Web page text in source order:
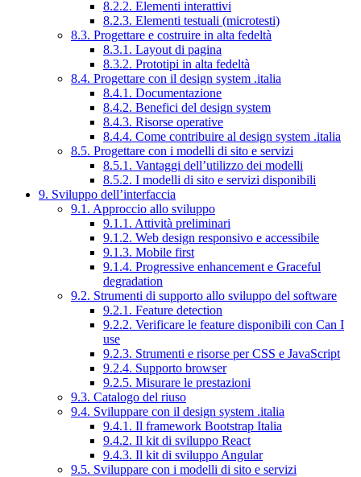
8.2.2. Elementi interattivi
8.2.3. Elementi testuali (microtesti)
8.3. Progettare e costruire in alta fedeltà
8.3.1. Layout di pagina
8.3.2. Prototipi in alta fedeltà
8.4. Progettare con il design system .italia
8.4.1. Documentazione
8.4.2. Benefici del design system
8.4.3. Risorse operative
8.4.4. Come contribuire al design system .italia
8.5. Progettare con i modelli di sito e servizi
8.5.1. Vantaggi dell’utilizzo dei modelli
8.5.2. I modelli di sito e servizi disponibili
9. Sviluppo dell’interfaccia
9.1. Approccio allo sviluppo
9.1.1. Attività preliminari
9.1.2. Web design responsivo e accessibile
9.1.3. Mobile first
9.1.4. Progressive enhancement e Graceful
degradation
9.2. Strumenti di supporto allo sviluppo del software
9.2.1. Feature detection
9.2.2. Verificare le feature disponibili con Can I
use
9.2.3. Strumenti e risorse per CSS e JavaScript
9.2.4. Supporto browser
9.2.5. Misurare le prestazioni
9.3. Catalogo del riuso
9.4. Sviluppare con il design system .italia
9.4.1. Il framework Bootstrap Italia
9.4.2. Il kit di sviluppo React
9.4.3. Il kit di sviluppo Angular
9.5. Sviluppare con i modelli di sito e servizi